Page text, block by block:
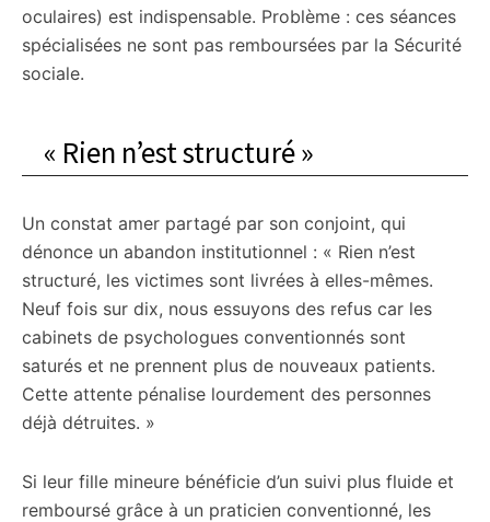
oculaires) est indispensable. Problème : ces séances
spécialisées ne sont pas remboursées par la Sécurité
sociale.
« Rien n’est structuré »
Un constat amer partagé par son conjoint, qui
dénonce un abandon institutionnel : « Rien n’est
structuré, les victimes sont livrées à elles-mêmes.
Neuf fois sur dix, nous essuyons des refus car les
cabinets de psychologues conventionnés sont
saturés et ne prennent plus de nouveaux patients.
Cette attente pénalise lourdement des personnes
déjà détruites. »
Si leur fille mineure bénéficie d’un suivi plus fluide et
remboursé grâce à un praticien conventionné, les